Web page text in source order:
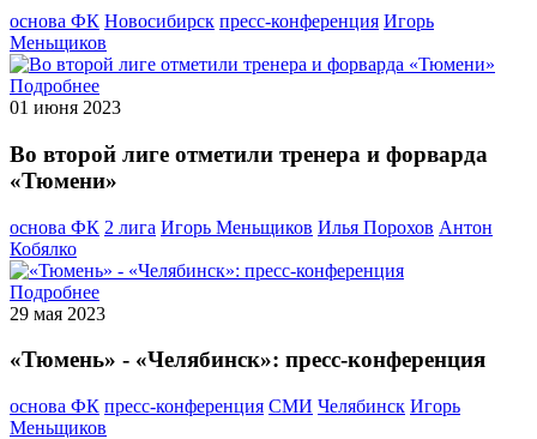
основа ФК Новосибирск пресс-конференция Игорь
Меньщиков
Подробнее
01 июня 2023
Во второй лиге отметили тренера и форварда
«Тюмени»
основа ФК 2 лига Игорь Меньщиков Илья Порохов Антон
Кобялко
Подробнее
29 мая 2023
«Тюмень» - «Челябинск»: пресс-конференция
основа ФК пресс-конференция СМИ Челябинск Игорь
Меньщиков